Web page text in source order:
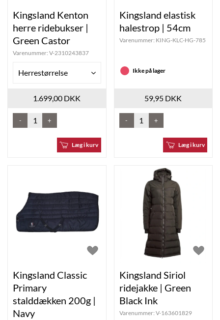
Kingsland Kenton
herre ridebukser |
Green Castor
Varenummer: V-2310243837
Herrestørrelse
1.699,00 DKK
- +
Læg i kurv
Kingsland elastisk
halestrop | 54cm
Varenummer: KING-KLC-HG-785
Ikke på lager
59,95 DKK
- +
Læg i kurv
Kingsland Classic
Primary
stalddækken 200g |
Navy
Kingsland Siriol
ridejakke | Green
Black Ink
Varenummer: V-163601829